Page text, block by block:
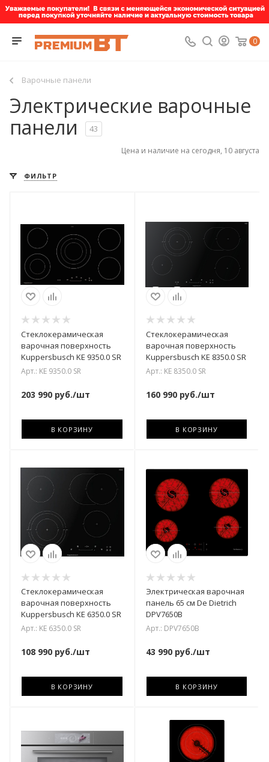
0
Варочные панели
Электрические варочные
панели
43
Цена и наличие на сегодня, 10 августа
ФИЛЬТР
Стеклокерамическая
варочная поверхность
Kuppersbusch KE 9350.0 SR
Арт.: KE 9350.0 SR
203 990 руб./шт
В КОРЗИНУ
Стеклокерамическая
варочная поверхность
Kuppersbusch KE 8350.0 SR
Арт.: KE 8350.0 SR
160 990руб./шт
В КОРЗИНУ
Стеклокерамическая
варочная поверхность
Kuppersbusch KE 6350.0 SR
Арт.: KE 6350.0 SR
108 990 руб./шт
В КОРЗИНУ
Электрическая варочная
панель 65 см De Dietrich
DPV7650B
Арт.: DPV7650B
43 990руб./шт
В КОРЗИНУ